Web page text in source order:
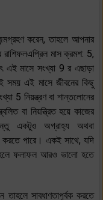
করেন, তাহলে আপনার
মাস ক্রমশ: 5,
মাসে সংখ্যা 9 র এছাড়া
সময় এই মাসে জীবনের কিছু
5 নিয়ন্ত্রণ বা শান্তলোনের
বা নিয়ন্ত্রিত হয়ে কাজের
একটুও অগ্রাহ্য অথবা
করতে পারে। একই সাথে, যদি
ফলাফল আরও ভালো হতে
সাবধাণতাপূর্বক করতে